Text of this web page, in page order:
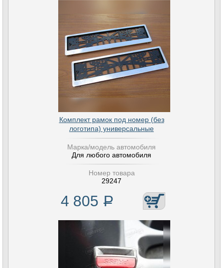
Комплект рамок под номер (без
логотипа) универсальные
Марка/модель автомобиля
Для любого автомобиля
Номер товара
29247
4 805 Р